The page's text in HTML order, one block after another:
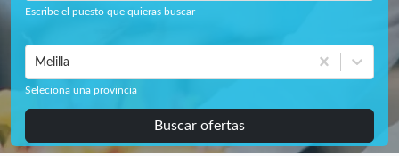
Escribe el puesto que quieras buscar
Melilla
Seleciona una provincia
Buscar ofertas